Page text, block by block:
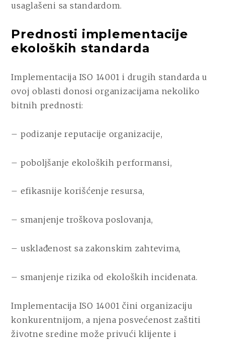
usaglašeni sa standardom.
Prednosti implementacije
ekoloških standarda
Implementacija ISO 14001 i drugih standarda u
ovoj oblasti donosi organizacijama nekoliko
bitnih prednosti:
– podizanje reputacije organizacije,
– poboljšanje ekoloških performansi,
– efikasnije korišćenje resursa,
– smanjenje troškova poslovanja,
– usklađenost sa zakonskim zahtevima,
– smanjenje rizika od ekoloških incidenata.
Implementacija ISO 14001 čini organizaciju
konkurentnijom, a njena posvećenost zaštiti
životne sredine može privući klijente i